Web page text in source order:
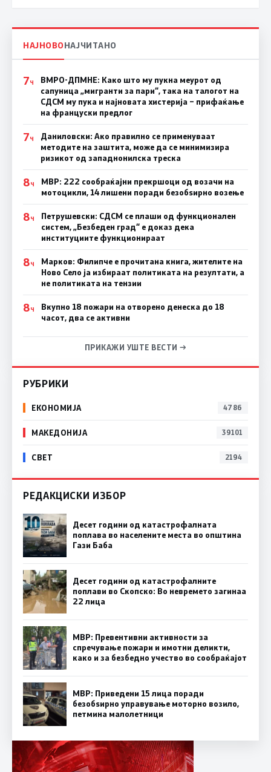
НАЈНОВОНАЈЧИТАНО
7Ч
ВМРО-ДПМНЕ: Како што му пукна меурот од
сапуница „мигранти за пари“, така на талогот на
СДСМ му пука и најновата хистерија – прифаќање
на француски предлог
7Ч
Даниловски: Ако правилно се применуваат
методите на заштита, може да се минимизира
ризикот од западнонилска треска
8Ч
МВР: 222 сообраќајни прекршоци од возачи на
мотоцикли, 14 лишени поради безобѕирно возење
8Ч
Петрушевски: СДСМ се плаши од функционален
систем, „Безбеден град“ е доказ дека
институциите функционираат
8Ч
Марков: Филипче е прочитана книга, жителите на
Ново Село ја избираат политиката на резултати, а
не политиката на тензии
8Ч
Вкупно 18 пожари на отворено денеска до 18
часот, два се активни
ПРИКАЖИ УШТЕ ВЕСТИ →
РУБРИКИ
ЕКОНОМИЈА 4786
МАКЕДОНИЈА 39101
СВЕТ 2194
РЕДАКЦИСКИ ИЗБОР
Десет години од катастрофалната
поплава во населените места во општина
Гази Баба
Десет години од катастрофалните
поплави во Скопско: Во невремето загинаа
22 лица
МВР: Превентивни активности за
спречување пожари и имотни деликти,
како и за безбедно учество во сообраќајот
МВР: Приведени 15 лица поради
безобѕирно управување моторно возило,
петмина малолетници